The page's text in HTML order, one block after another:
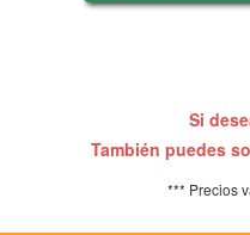
Si
También puedes
*** Precios